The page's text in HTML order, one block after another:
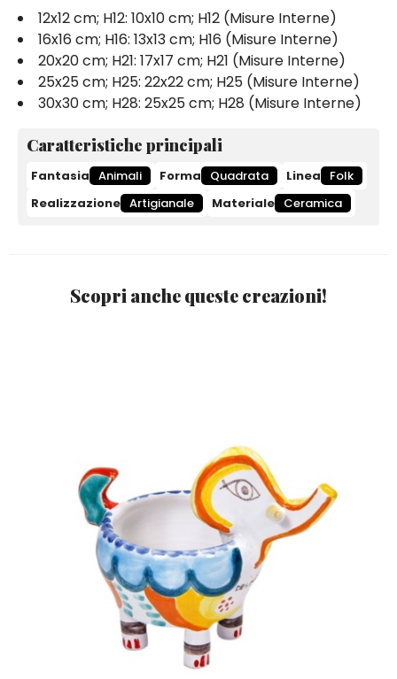
12x12 cm; H12: 10x10 cm; H12 (Misure Interne)
16x16 cm; H16: 13x13 cm; H16 (Misure Interne)
20x20 cm; H21: 17x17 cm; H21 (Misure Interne)
25x25 cm; H25: 22x22 cm; H25 (Misure Interne)
30x30 cm; H28: 25x25 cm; H28 (Misure Interne)
Caratteristiche principali
Fantasia Animali Forma Quadrata Linea
Folk
Realizzazione Artigianale Materiale Ceramica
Scopri anche queste creazioni!